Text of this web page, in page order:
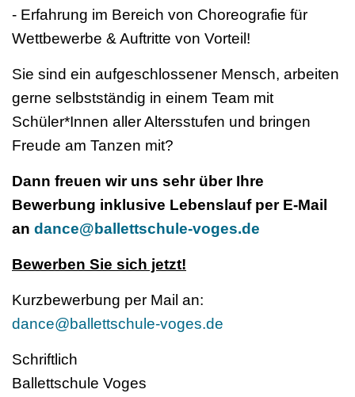
- Erfahrung im Bereich von Choreografie für
Wettbewerbe & Auftritte von Vorteil!
Sie sind ein aufgeschlossener Mensch, arbeiten
gerne selbstständig in einem Team mit
Schüler*Innen aller Altersstufen und bringen
Freude am Tanzen mit?
Dann freuen wir uns sehr über Ihre
Bewerbung inklusive Lebenslauf per E-Mail
an dance@ballettschule-voges.de
Bewerben Sie sich jetzt!
Kurzbewerbung per Mail an:
dance@ballettschule-voges.de
Schriftlich
Ballettschule Voges